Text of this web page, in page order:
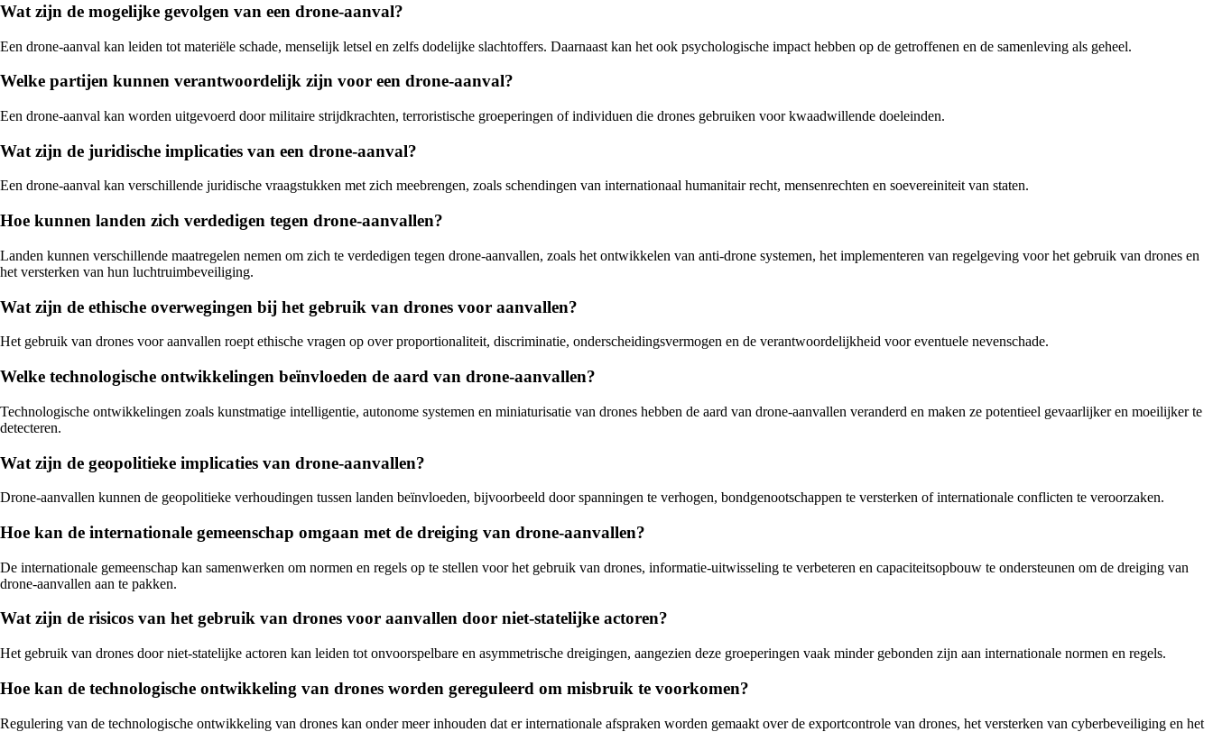
Wat zijn de mogelijke gevolgen van een drone-aanval?
Een drone-aanval kan leiden tot materiële schade, menselijk letsel en zelfs dodelijke slachtoffers. Daarnaast kan het ook psychologische impact hebben op de getroffenen en de samenleving als geheel.
Welke partijen kunnen verantwoordelijk zijn voor een drone-aanval?
Een drone-aanval kan worden uitgevoerd door militaire strijdkrachten, terroristische groeperingen of individuen die drones gebruiken voor kwaadwillende doeleinden.
Wat zijn de juridische implicaties van een drone-aanval?
Een drone-aanval kan verschillende juridische vraagstukken met zich meebrengen, zoals schendingen van internationaal humanitair recht, mensenrechten en soevereiniteit van staten.
Hoe kunnen landen zich verdedigen tegen drone-aanvallen?
Landen kunnen verschillende maatregelen nemen om zich te verdedigen tegen drone-aanvallen, zoals het ontwikkelen van anti-drone systemen, het implementeren van regelgeving voor het gebruik van drones en
het versterken van hun luchtruimbeveiliging.
Wat zijn de ethische overwegingen bij het gebruik van drones voor aanvallen?
Het gebruik van drones voor aanvallen roept ethische vragen op over proportionaliteit, discriminatie, onderscheidingsvermogen en de verantwoordelijkheid voor eventuele nevenschade.
Welke technologische ontwikkelingen beïnvloeden de aard van drone-aanvallen?
Technologische ontwikkelingen zoals kunstmatige intelligentie, autonome systemen en miniaturisatie van drones hebben de aard van drone-aanvallen veranderd en maken ze potentieel gevaarlijker en moeilijker te
detecteren.
Wat zijn de geopolitieke implicaties van drone-aanvallen?
Drone-aanvallen kunnen de geopolitieke verhoudingen tussen landen beïnvloeden, bijvoorbeeld door spanningen te verhogen, bondgenootschappen te versterken of internationale conflicten te veroorzaken.
Hoe kan de internationale gemeenschap omgaan met de dreiging van drone-aanvallen?
De internationale gemeenschap kan samenwerken om normen en regels op te stellen voor het gebruik van drones, informatie-uitwisseling te verbeteren en capaciteitsopbouw te ondersteunen om de dreiging van
drone-aanvallen aan te pakken.
Wat zijn de risicos van het gebruik van drones voor aanvallen door niet-statelijke actoren?
Het gebruik van drones door niet-statelijke actoren kan leiden tot onvoorspelbare en asymmetrische dreigingen, aangezien deze groeperingen vaak minder gebonden zijn aan internationale normen en regels.
Hoe kan de technologische ontwikkeling van drones worden gereguleerd om misbruik te voorkomen?
Regulering van de technologische ontwikkeling van drones kan onder meer inhouden dat er internationale afspraken worden gemaakt over de exportcontrole van drones, het versterken van cyberbeveiliging en het